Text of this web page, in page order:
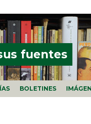
fuentes
BOLETINES